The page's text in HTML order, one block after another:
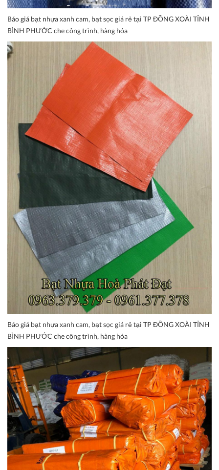
Báo giá bạt nhựa xanh cam, bạt sọc giá rẻ tại TP ĐỒNG XOÀI TỈNH
BÌNH PHƯỚC che công trình, hàng hóa
Báo giá bạt nhựa xanh cam, bạt sọc giá rẻ tại TP ĐỒNG XOÀI TỈNH
BÌNH PHƯỚC che công trình, hàng hóa